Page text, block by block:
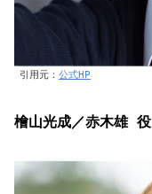
引用元： 公式HP
檜山光成／赤木雄 役